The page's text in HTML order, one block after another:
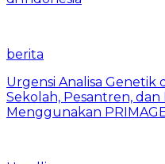
berita
Urgensi Analisa Genetik
Sekolah, Pesantren,
Menggunakan